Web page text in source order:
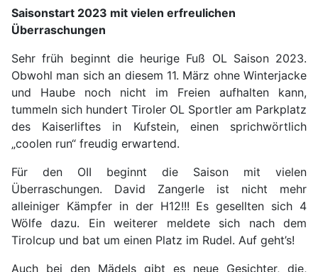
Saisonstart 2023 mit vielen erfreulichen
Überraschungen
Sehr früh beginnt die heurige Fuß OL Saison 2023.
Obwohl man sich an diesem 11. März ohne Winterjacke
und Haube noch nicht im Freien aufhalten kann,
tummeln sich hundert Tiroler OL Sportler am Parkplatz
des Kaiserliftes in Kufstein, einen sprichwörtlich
„coolen run“ freudig erwartend.
Für den OII beginnt die Saison mit vielen
Überraschungen. David Zangerle ist nicht mehr
alleiniger Kämpfer in der H12!!! Es gesellten sich 4
Wölfe dazu. Ein weiterer meldete sich nach dem
Tirolcup und bat um einen Platz im Rudel. Auf geht’s!
Auch bei den Mädels gibt es neue Gesichter, die,